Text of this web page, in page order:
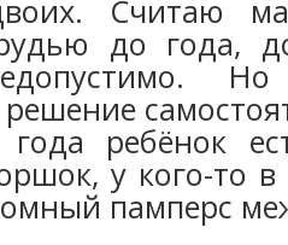
Считаю
до года,
года ребёнок
у кого-то
памперс